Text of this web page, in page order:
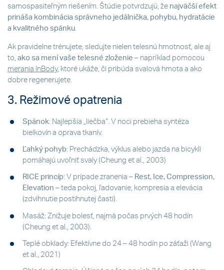
samospasiteľným riešením. Štúdie potvrdzujú, že najväčší efekt
prináša kombinácia správneho jedálnička, pohybu, hydratácie
a kvalitného spánku.
Ak pravidelne trénujete, sledujte nielen telesnú hmotnosť, ale aj
to, ako sa mení vaše telesné zloženie – napríklad pomocou
merania InBody, ktoré ukáže, či pribúda svalová hmota a ako
dobre regenerujete.
3. Režimové opatrenia
Spánok: Najlepšia „liečba“. V noci prebieha syntéza
bielkovín a oprava tkanív.
Ľahký pohyb: Prechádzka, výklus alebo jazda na bicykli
pomáhajú uvoľniť svaly (Cheung et al., 2003)
RICE princíp: V prípade zranenia – Rest, Ice, Compression,
Elevation – teda pokoj, ľadovanie, kompresia a elevácia
(zdvihnutie postihnutej časti).
Masáž: Znižuje bolesť, najmä počas prvých 48 hodín
(Cheung et al., 2003).
Teplé obklady: Efektívne do 24 – 48 hodín po záťaži (Wang
et al., 2021)